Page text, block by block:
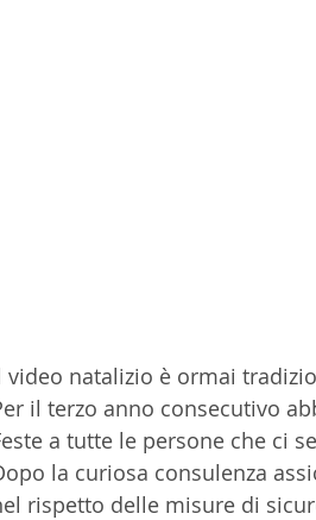
video natalizio è ormai
il terzo anno consecutivo
a tutte le persone che ci
la curiosa consulenza
rispetto delle misure di